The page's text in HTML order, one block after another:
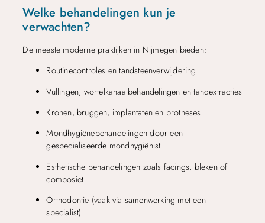
Welke behandelingen kun je
verwachten?
De meeste moderne praktijken in Nijmegen bieden:
Routinecontroles en tandsteenverwijdering
Vullingen, wortelkanaalbehandelingen en tandextracties
Kronen, bruggen, implantaten en protheses
Mondhygiënebehandelingen door een
gespecialiseerde mondhygiënist
Esthetische behandelingen zoals facings, bleken of
composiet
Orthodontie (vaak via samenwerking met een
specialist)